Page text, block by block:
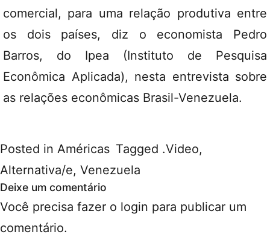
comercial, para uma relação produtiva entre
os dois países, diz o economista Pedro
Barros, do Ipea (Instituto de Pesquisa
Econômica Aplicada), nesta entrevista sobre
as relações econômicas Brasil-Venezuela.
Posted in Américas Tagged .Video,
Alternativa/e, Venezuela
Deixe um comentário
Você precisa fazer o login para publicar um
comentário.